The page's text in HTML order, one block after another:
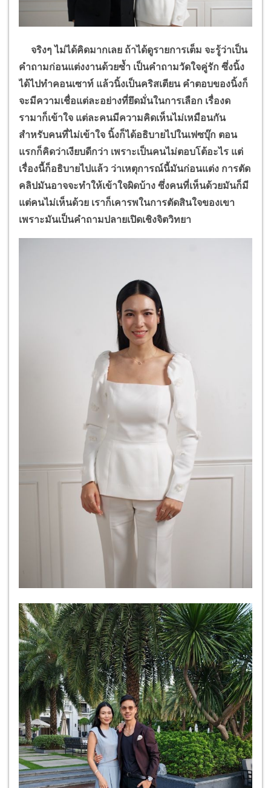
จริงๆ ไม่ได้คิดมากเลย ถ้าได้ดูรายการเต็ม จะรู้ว่าเป็น
คำถามก่อนแต่งงานด้วยซ้ำ เป็นคำถามวัดใจคู่รัก ซึ่งนิ้ง
ได้ไปทำคอนเซาท์ แล้วนิ้งเป็นคริสเตียน คำตอบของนิ้งก็
จะมีความเชื่อแต่ละอย่างที่ยึดมั่นในการเลือก เรื่องด
รามาก็เข้าใจ แต่ละคนมีความคิดเห็นไม่เหมือนกัน
สำหรับคนที่ไม่เข้าใจ นิ้งก็ได้อธิบายไปในเฟซบุ๊ก ตอน
แรกก็คิดว่าเงียบดีกว่า เพราะเป็นคนไม่ตอบโต้อะไร แต่
เรื่องนี้ก็อธิบายไปแล้ว ว่าเหตุการณ์นี้มันก่อนแต่ง การตัด
คลิปมันอาจจะทำให้เข้าใจผิดบ้าง ซึ่งคนที่เห็นด้วยมันก็มี
แต่คนไม่เห็นด้วย เราก็เคารพในการตัดสินใจของเขา
เพราะมันเป็นคำถามปลายเปิดเชิงจิตวิทยา